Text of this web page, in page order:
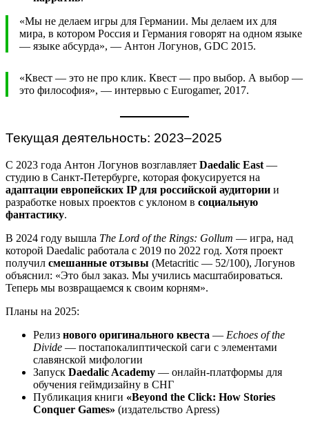
«Мы не делаем игры для Германии. Мы делаем их для
мира, в котором Россия и Германия говорят на одном языке
— языке абсурда», — Антон Логунов, GDC 2015.
«Квест — это не про клик. Квест — про выбор. А выбор —
это философия», — интервью с Eurogamer, 2017.
Текущая деятельность: 2023–2025
С 2023 года Антон Логунов возглавляет Daedalic East —
студию в Санкт-Петербурге, которая фокусируется на
адаптации европейских IP для российской аудитории и
разработке новых проектов с уклоном в социальную
фантастику.
В 2024 году вышла The Lord of the Rings: Gollum — игра, над
которой Daedalic работала с 2019 по 2022 год. Хотя проект
получил смешанные отзывы (Metacritic — 52/100), Логунов
объяснил: «Это был заказ. Мы учились масштабироваться.
Теперь мы возвращаемся к своим корням».
Планы на 2025:
Релиз нового оригинального квеста — Echoes of the
Divide — постапокалиптической саги с элементами
славянской мифологии
Запуск Daedalic Academy — онлайн-платформы для
обучения геймдизайну в СНГ
Публикация книги «Beyond the Click: How Stories
Conquer Games» (издательство Apress)